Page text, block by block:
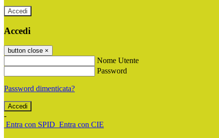
Accedi
Accedi
button close ×
Nome Utente
Password
Password dimenticata?
-
Entra con SPID Entra con CIE